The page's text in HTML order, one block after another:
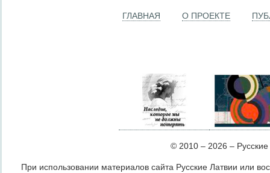
ГЛАВНАЯ О ПРОЕКТЕ
© 2010 – 2026 –
При использовании материалов сайта Русские Латвии или